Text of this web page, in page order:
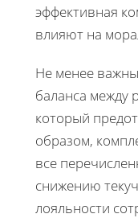
эффективная
влияют на
Не менее
баланса между
который
образом,
все
снижению
лояльности